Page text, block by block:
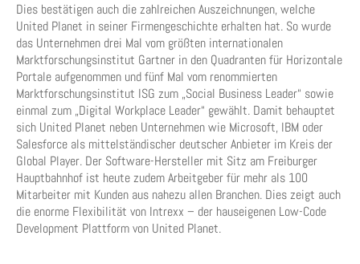
Dies bestätigen auch die zahlreichen Auszeichnungen, welche
United Planet in seiner Firmengeschichte erhalten hat. So wurde
das Unternehmen drei Mal vom größten internationalen
Marktforschungsinstitut Gartner in den Quadranten für Horizontale
Portale aufgenommen und fünf Mal vom renommierten
Marktforschungsinstitut ISG zum „Social Business Leader“ sowie
einmal zum „Digital Workplace Leader“ gewählt. Damit behauptet
sich United Planet neben Unternehmen wie Microsoft, IBM oder
Salesforce als mittelständischer deutscher Anbieter im Kreis der
Global Player. Der Software-Hersteller mit Sitz am Freiburger
Hauptbahnhof ist heute zudem Arbeitgeber für mehr als 100
Mitarbeiter mit Kunden aus nahezu allen Branchen. Dies zeigt auch
die enorme Flexibilität von Intrexx – der hauseigenen Low-Code
Development Plattform von United Planet.